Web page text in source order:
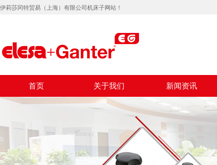
伊莉莎冈特贸易（上海）有限公司机床子网站！
首页 关于我们 新闻资讯